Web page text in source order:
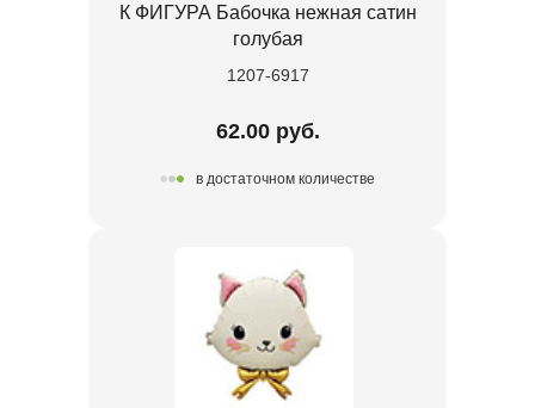
К ФИГУРА Бабочка нежная сатин
голубая
1207-6917
62.00 руб.
в достаточном количестве